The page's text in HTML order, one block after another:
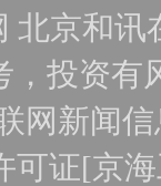
北京和
，投资有
网新闻
证[京